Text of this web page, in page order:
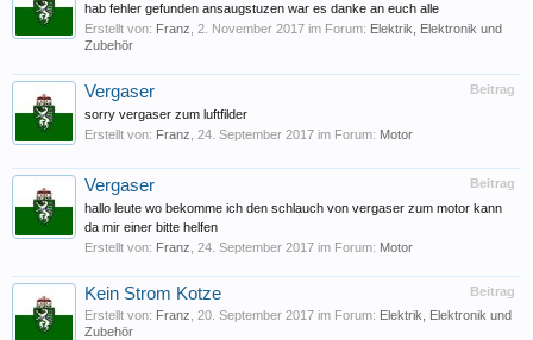
hab fehler gefunden ansaugstuzen war es danke an euch alle
Erstellt von: Franz 2. November 2017 im Forum: Elektrik, Elektronik und
Zubehör
Beitrag
Vergaser
sorry vergaser zum luftfilder
Erstellt von: Franz 24. September 2017 im Forum: Motor
Beitrag
Vergaser
hallo leute wo bekomme ich den schlauch von vergaser zum motor kann
da mir einer bitte helfen
Erstellt von: Franz 24. September 2017 im Forum: Motor
Beitrag
Kein Strom Kotze
Erstellt von: Franz 20. September 2017 im Forum: Elektrik, Elektronik und
Zubehör